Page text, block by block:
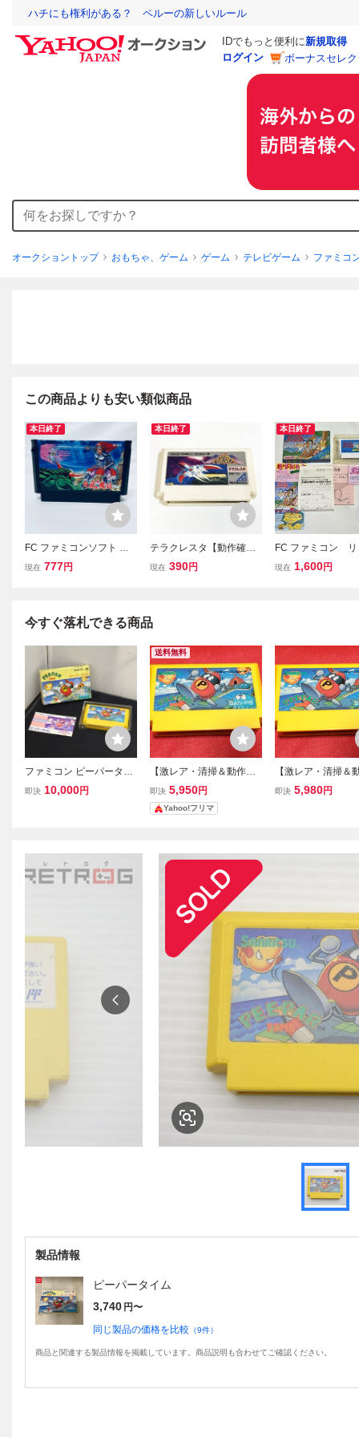
ハチにも権利がある？ ペルーの新しいルール
IDでもっと便利に新規取得
ログイン
ボーナスセレ
オークショントップ おもちゃ、ゲーム ゲーム テレビゲーム ファミコ
この商品よりも安い類似商品
本日終了
FC ファミコンソフト 月
風魔伝 ソフトのみ 起動確
現在 777円
本日終了
テラクレスタ【動作確認
済】８本まで同梱可 簡
現在 390円
本日終了
FC ファミコン リ
アイランド 箱 ソ
現在 1,600円
今すぐ落札できる商品
ファミコン ピーパータイ
ム 外箱 取説あり 箱破れ
即決 10,000円
送料無料
【激レア・清掃＆動作確
認済】FC ファミコン『ピ
ーパータイム（PEEPAR
TIME）』 コレクター・
即決 5,950円
Yahoo!フリマ
【激レア・清掃＆
認済】FC ファミ
即決 5,980円
製品情報
ピーパータイム
3,740 円〜
同じ製品の価格を比較 （9件）
商品と関連する製品情報を掲載しています。商品説明も合わせてご確認ください。